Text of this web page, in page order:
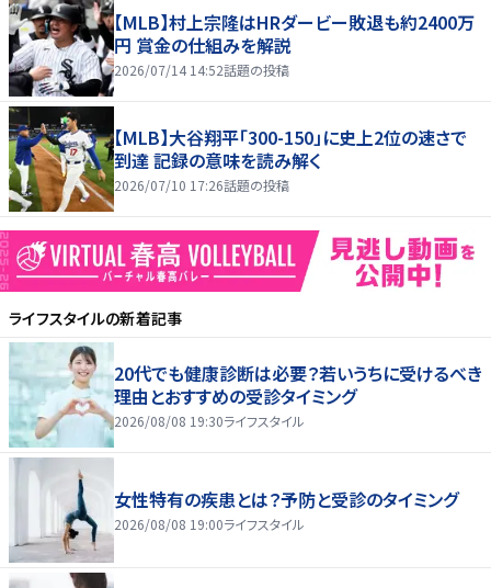
【MLB】村上宗隆はHRダービー敗退も約2400万
円 賞金の仕組みを解説
2026/07/14 14:52話題の投稿
【MLB】大谷翔平「300-150」に史上2位の速さで
到達 記録の意味を読み解く
2026/07/10 17:26話題の投稿
ライフスタイルの新着記事
20代でも健康診断は必要？若いうちに受けるべき
理由とおすすめの受診タイミング
2026/08/08 19:30ライフスタイル
女性特有の疾患とは？予防と受診のタイミング
2026/08/08 19:00ライフスタイル